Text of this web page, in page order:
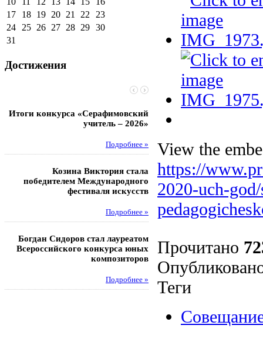
17
18 19 20 21 22 23
24 25 26 27 28 29 30
31
Достижения
Итоги конкурса «Серафимовский
учитель – 2026»
Подробнее »
Козина Виктория стала
победителем Международного
фестиваля искусств
Подробнее »
Богдан Сидоров стал лауреатом
Всероссийского конкурса юных
композиторов
Подробнее »
областных
Музафаров Пётр стал
турнира
этапа XXI
подвиг
View the
https://
2020-uch-
Прочитано
Теги